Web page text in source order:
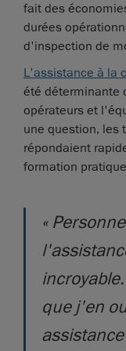
fait des
durées
d'inspection de
L'assistance à la
été déterminante
opérateurs et
une question, les
répondaient
formation
«
que j'en